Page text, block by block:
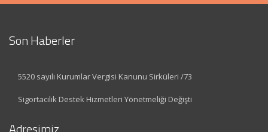
Son Haberler
5520 sayılı Kurumlar Vergisi Kanunu Sirküleri /73
Sigortacılık Destek Hizmetleri Yönetmeliği Değişti